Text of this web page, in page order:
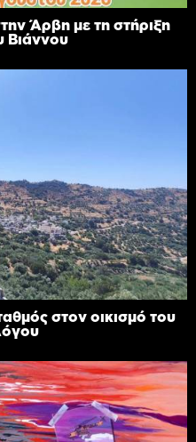
Άρβη με τη στήριξη
Βιάννου
στον οικισμό του